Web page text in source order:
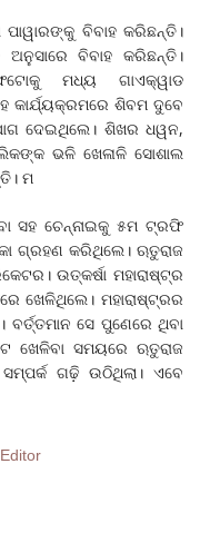
ପାୱାରଙ୍କୁ ବିବାହ କରିଛନ୍ତି।
ଅନୁସାରେ ବିବାହ କରିଛନ୍ତି।
ମଧ୍ୟ ଗାଏକ୍ୱାଡ
କାର୍ଯ୍ୟକ୍ରମରେ ଶିବମ ଦୁବେ
ଦେଇଥିଲେ। ଶିଖର ଧୱନ,
ଭଳି ଖେଳାଳି ସୋଶାଲ
ମ
ସହ ଚେନ୍ନାଇକୁ ୫ମ ଟ୍ରଫି
ଗ୍ରହଣ କରିଥିଲେ। ଋତୁରାଜ
ଉତ୍କର୍ଷା ମହାରାଷ୍ଟ୍ର
ଖେଳିଥିଲେ। ମହାରାଷ୍ଟ୍ରର
ସେ ପୁଣେରେ ଥିବା
ସମୟରେ ଋତୁରାଜ
ଗଢ଼ି ଉଠିଥିଲା। ଏବେ